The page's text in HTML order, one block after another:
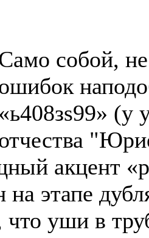
собой,
«ь408зs99» (у
акцент
на этапе
что уши в